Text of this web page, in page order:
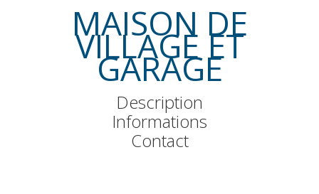
MAISON DE
VILLAGE ET
GARAGE
Description
Informations
Contact